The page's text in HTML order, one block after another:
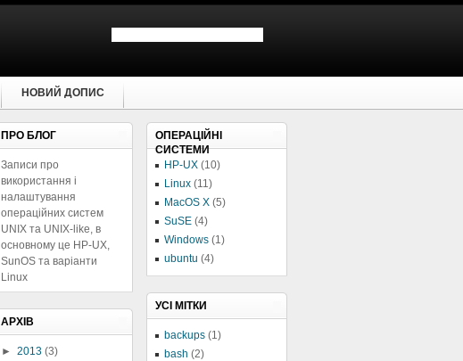
НОВИЙ ДОПИС
ОПЕРАЦІЙНІ
СИСТЕМИ
HP-UX (10)
Linux (11)
MacOS X (5)
SuSE (4)
Windows (1)
ubuntu (4)
УСІ МІТКИ
backups (1)
bash (2)
ПРО БЛОГ
Записи про
використання і
налаштування
операційних систем
UNIX та UNIX-like, в
основному це HP-UX,
SunOS та варіанти
Linux
АРХІВ
► 2013 (3)